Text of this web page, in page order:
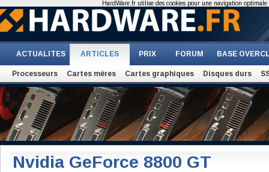
ACTUALITES ARTICLES PRIX FORUM BASE
Processeurs Cartes mères Cartes graphiques Disques durs
Nvidia GeForce 8800 GT
HardWare.fr utilise des cookies pour une navigation